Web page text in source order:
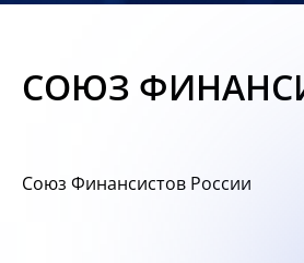
СОЮЗ
Союз Финансистов России